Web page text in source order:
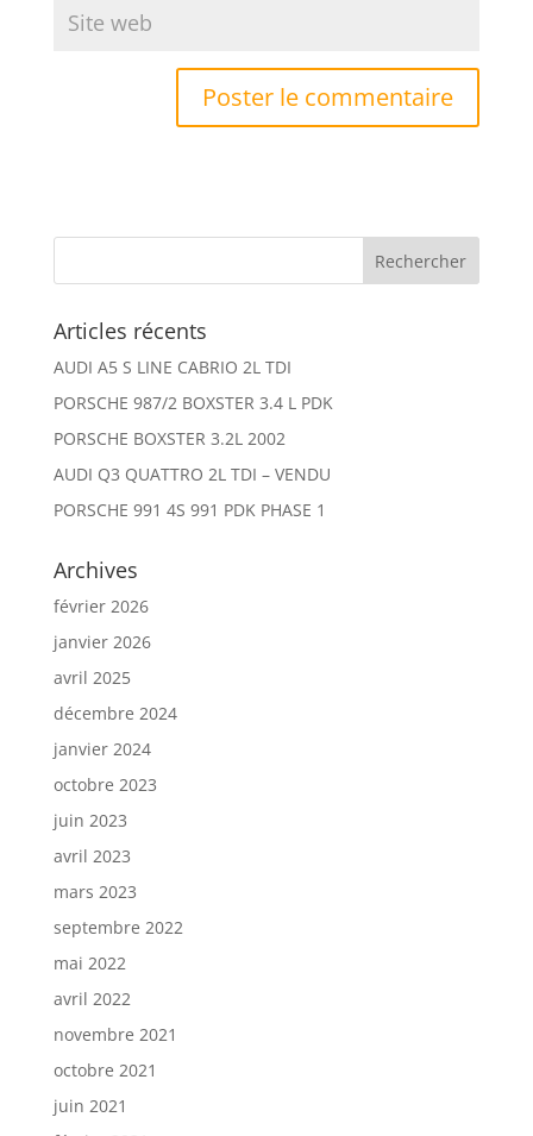
Articles récents
AUDI A5 S LINE CABRIO 2L TDI
PORSCHE 987/2 BOXSTER 3.4 L PDK
PORSCHE BOXSTER 3.2L 2002
AUDI Q3 QUATTRO 2L TDI – VENDU
PORSCHE 991 4S 991 PDK PHASE 1
Archives
février 2026
janvier 2026
avril 2025
décembre 2024
janvier 2024
octobre 2023
juin 2023
avril 2023
mars 2023
septembre 2022
mai 2022
avril 2022
novembre 2021
octobre 2021
juin 2021